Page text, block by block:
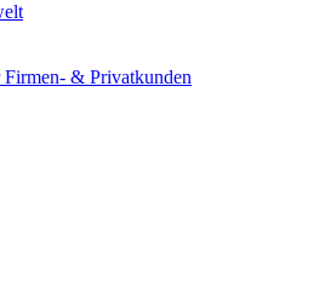
Firmen- & Privatkunden